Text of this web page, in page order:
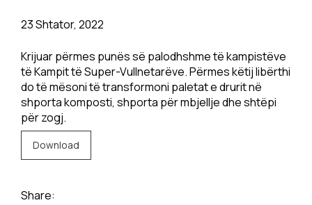
23 Shtator, 2022
Krijuar përmes punës së palodhshme të kampistëve
të Kampit të Super-Vullnetarëve. Përmes këtij libërthi
do të mësoni të transformoni paletat e drurit në
shporta komposti, shporta për mbjellje dhe shtëpi
për zogj.
Download
Share: